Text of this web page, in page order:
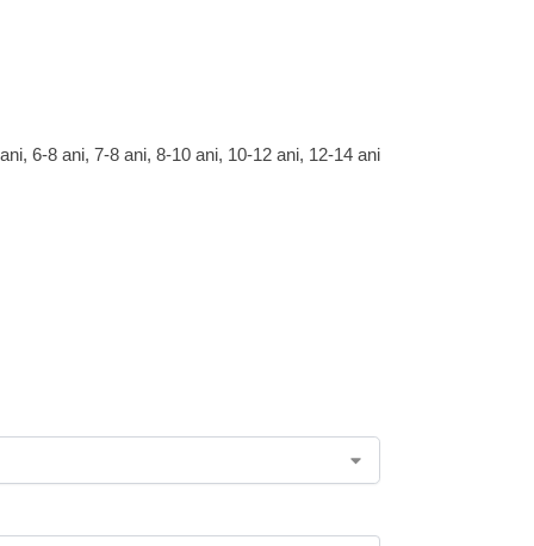
6-8 ani, 7-8 ani, 8-10 ani, 10-12 ani, 12-14 ani